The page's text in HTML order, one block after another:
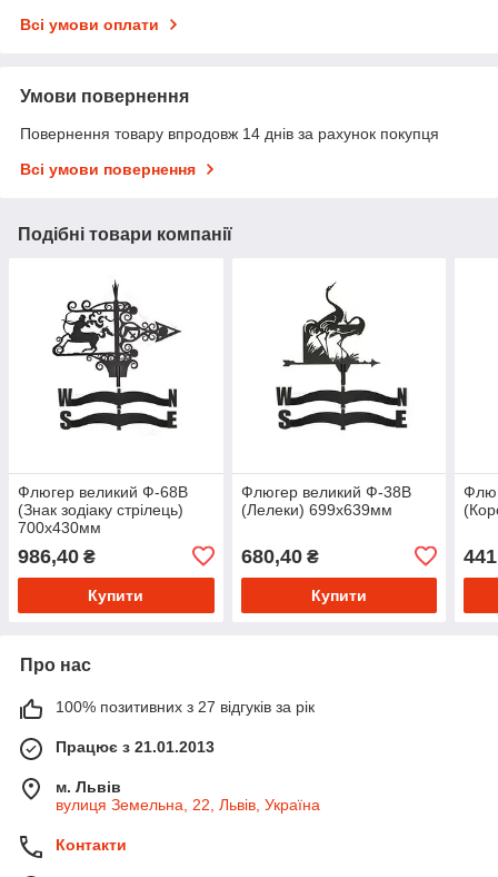
Всі умови оплати
Умови повернення
Повернення товару впродовж 14 днів за рахунок покупця
Всі умови повернення
Подібні товари компанії
Флюгер великий Ф-68В
(Знак зодіаку стрілець)
700х430мм
986,40 ₴
Купити
Флюгер великий Ф-38В
(Лелеки) 699х639мм
680,40₴
Купити
Про нас
100% позитивних з 27 відгуків за рік
Працює з 21.01.2013
м. Львів
вулиця Земельна, 22, Львів, Україна
Контакти